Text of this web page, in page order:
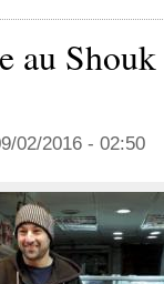
au
02/2016 - 02:50